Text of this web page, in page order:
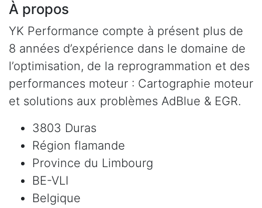
À propos
YK Performance compte à présent plus de
8 années d’expérience dans le domaine de
l’optimisation, de la reprogrammation et des
performances moteur : Cartographie moteur
et solutions aux problèmes AdBlue & EGR.
3803 Duras
Région flamande
Province du Limbourg
BE-VLI
Belgique